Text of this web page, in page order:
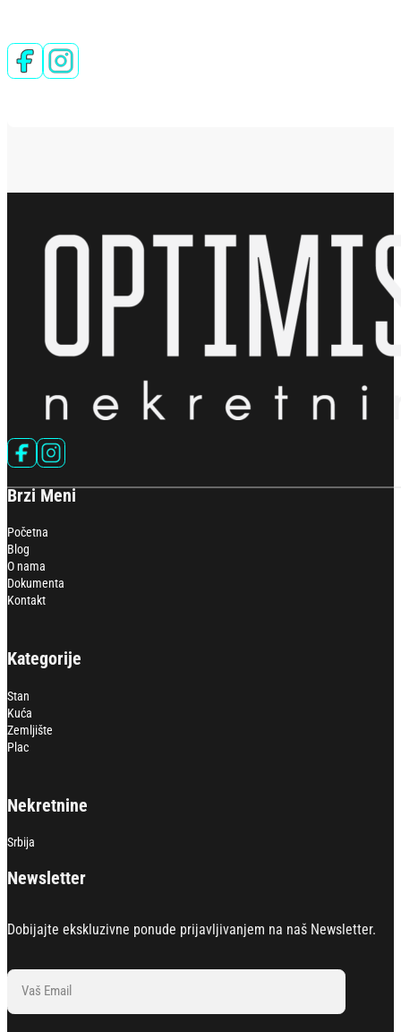
Brzi Meni
Početna
Blog
O nama
Dokumenta
Kontakt
Kategorije
Stan
Kuća
Zemljište
Plac
Nekretnine
Srbija
Newsletter
Dobijajte ekskluzivne ponude prijavljivanjem na naš Newsletter.
Section